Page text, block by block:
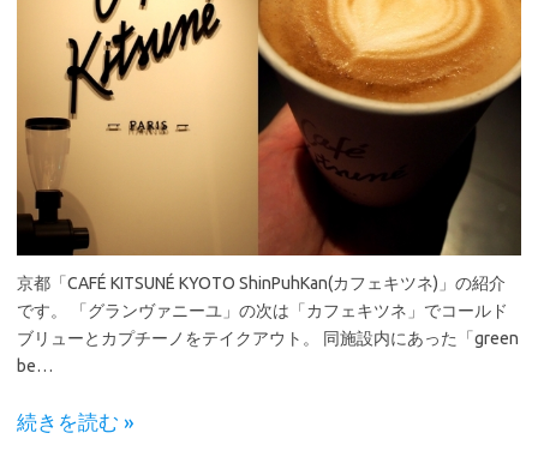
京都「CAFÉ KITSUNÉ KYOTO ShinPuhKan(カフェキツネ)」の紹介
です。 「グランヴァニーユ」の次は「カフェキツネ」でコールド
ブリューとカプチーノをテイクアウト。 同施設内にあった「green
be…
続きを読む »